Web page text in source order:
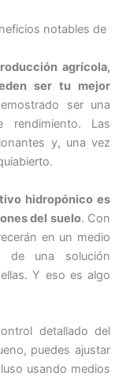
notables de
agrícola,
ser tu mejor
ser una
rendimiento. Las
y, una vez
hidropónico es
del suelo. Con
en un medio
de una solución
Y eso es algo
detallado del
puedes ajustar
usando medios